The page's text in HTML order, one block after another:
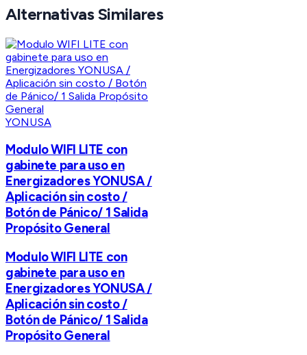
Alternativas Similares
YONUSA
Modulo WIFI LITE con
gabinete para uso en
Energizadores YONUSA /
Aplicación sin costo /
Botón de Pánico/ 1 Salida
Propósito General
Modulo WIFI LITE con
gabinete para uso en
Energizadores YONUSA /
Aplicación sin costo /
Botón de Pánico/ 1 Salida
Propósito General